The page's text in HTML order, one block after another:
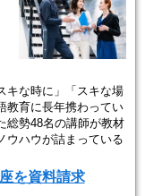
キな時に」「スキな場
教育に長年携わってい
総勢48名の講師が教材
ウハウが詰まっている
を資料請求